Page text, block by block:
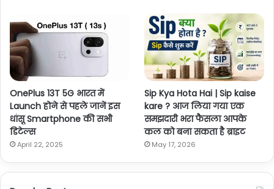
OnePlus 13T 5G भारत में
Launch होने से पहले जानें इस
धांसू Smartphone की सभी
डिटेल्स
April 22, 2025
Sip Kya Hota Hai | Sip kaise
kare ? आज लिया गया एक
समझदारी भरा फैसला आपके
कल को बना सकता है ब्राइट
May 17, 2026